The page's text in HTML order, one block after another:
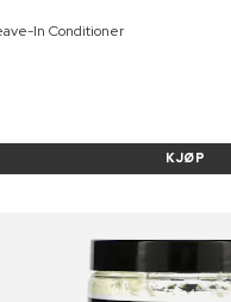
In Conditioner
KJØP